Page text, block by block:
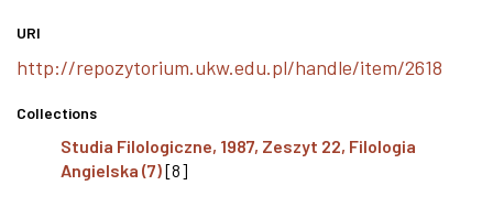
URI
http://repozytorium.ukw.edu.pl/handle/item/2618
Collections
Studia Filologiczne, 1987, Zeszyt 22, Filologia
Angielska (7)[8]